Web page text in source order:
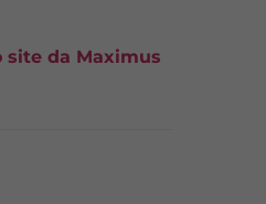
site da Maximus